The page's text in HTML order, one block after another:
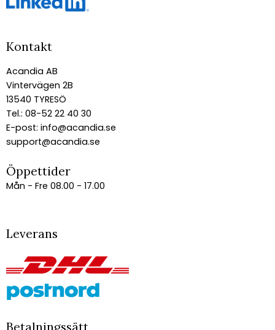
Kontakt
Acandia AB
Vintervägen 2B
13540 TYRESÖ
Tel.: 08-52 22 40 30
E-post: info@acandia.se
support@acandia.se
Öppettider
Mån - Fre 08.00 - 17.00
Leverans